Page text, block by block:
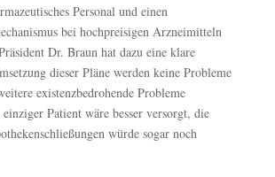
Personal und einen
bei hochpreisigen Arzneimitteln
Dr. Braun hat dazu eine klare
dieser Pläne werden keine Probleme
existenzbedrohende Probleme
Patient wäre besser versorgt, die
würde sogar noch